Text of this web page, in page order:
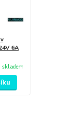
6A
skladem